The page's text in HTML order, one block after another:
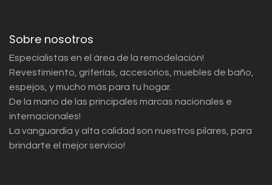
Sobre nosotros
Especialistas en el área de la remodelación!
Revestimiento, griferías, accesorios, muebles de baño,
espejos, y mucho más para tu hogar.
De la mano de las principales marcas nacionales e
internacionales!
La vanguardia y alta calidad son nuestros pilares, para
brindarte el mejor servicio!